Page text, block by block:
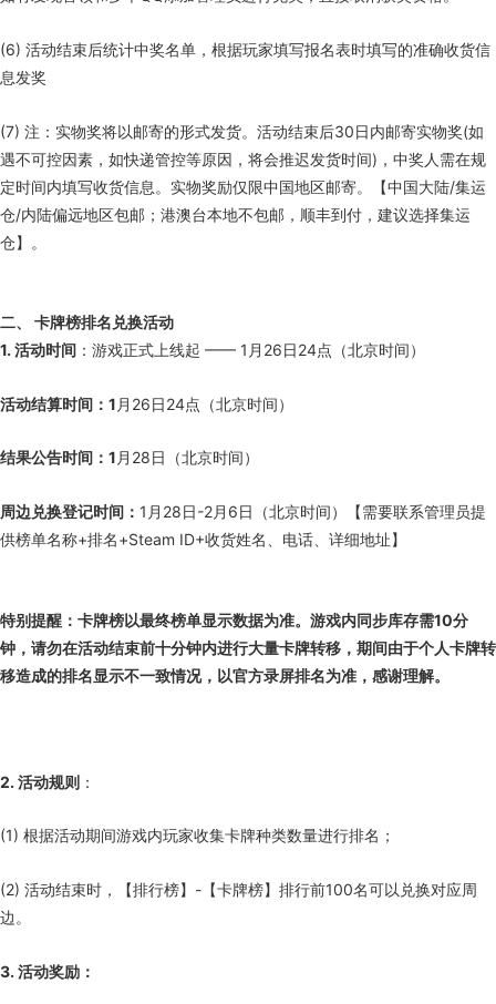
(6) 活动结束后统计中奖名单，根据玩家填写报名表时填写的准确收货信
息发奖
(7) 注：实物奖将以邮寄的形式发货。活动结束后30日内邮寄实物奖(如
遇不可控因素，如快递管控等原因，将会推迟发货时间)，中奖人需在规
定时间内填写收货信息。实物奖励仅限中国地区邮寄。【中国大陆/集运
仓/内陆偏远地区包邮；港澳台本地不包邮，顺丰到付，建议选择集运
仓】。
二、 卡牌榜排名兑换活动
1. 活动时间 ：游戏正式上线起 —— 1月26日24点（北京时间）
活动结算时间：1 月26日24点（北京时间）
结果公告时间：1月28日（北京时间）
周边兑换登记时间： 1月28日-2月6日（北京时间）【需要联系管理员提
供榜单名称+排名+Steam ID+收货姓名、电话、详细地址】
特别提醒：卡牌榜以最终榜单显示数据为准。游戏内同步库存需10分
钟，请勿在活动结束前十分钟内进行大量卡牌转移，期间由于个人卡牌转
移造成的排名显示不一致情况，以官方录屏排名为准，感谢理解。
2. 活动规则 ：
(1) 根据活动期间游戏内玩家收集卡牌种类数量进行排名；
(2) 活动结束时，【排行榜】-【卡牌榜】排行前100名可以兑换对应周
边。
3. 活动奖励：